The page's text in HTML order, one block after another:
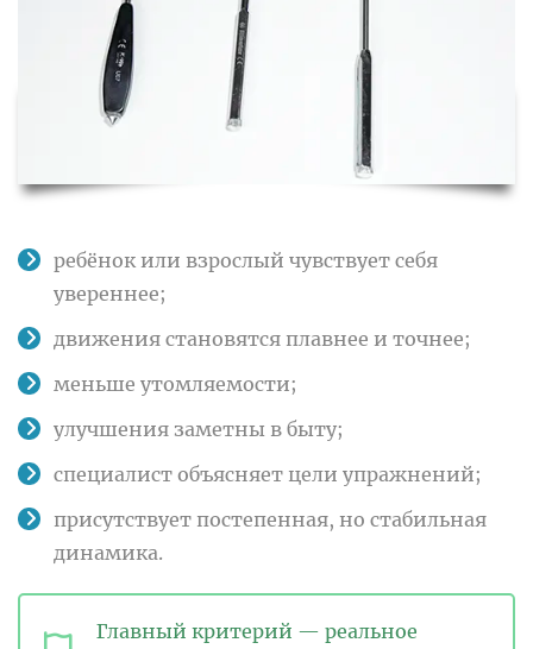
ребёнок или взрослый чувствует себя
увереннее;
движения становятся плавнее и точнее;
меньше утомляемости;
улучшения заметны в быту;
специалист объясняет цели упражнений;
присутствует постепенная, но стабильная
динамика.
Главный критерий — реальное